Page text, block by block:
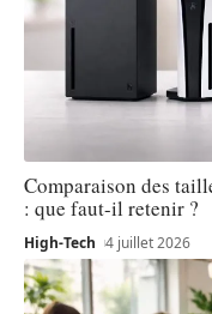
Comparaison des
: que faut-il retenir ?
High-Tech 4 juillet 2026